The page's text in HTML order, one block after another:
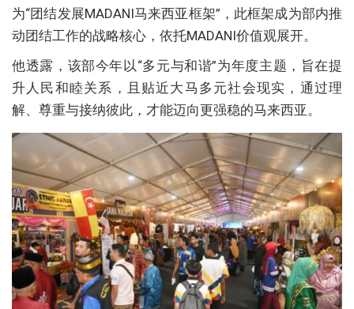
为“团结发展MADANI马来西亚框架”，此框架成为部内推
动团结工作的战略核心，依托MADANI价值观展开。
他透露，该部今年以“多元与和谐”为年度主题，旨在提
升人民和睦关系，且贴近大马多元社会现实，通过理
解、尊重与接纳彼此，才能迈向更强稳的马来西亚。